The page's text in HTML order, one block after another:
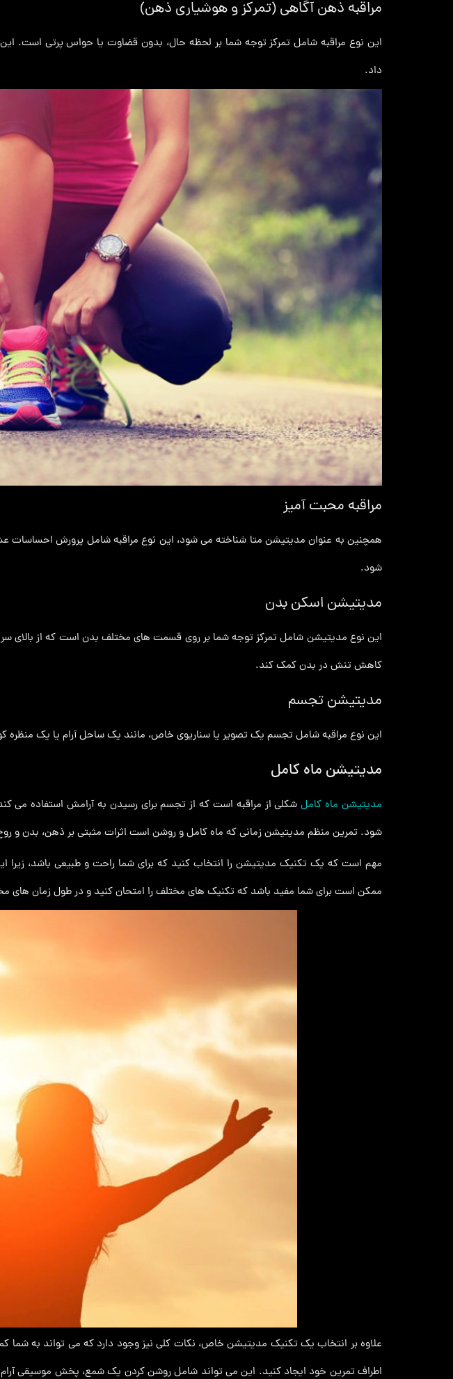
مراقبه ذهن آگاهی (تمرکز و هوشیاری ذهن)
این نوع مراقبه شامل تمرکز توجه شما بر لحظه حال، بدون قضاوت یا حواس پرتی است. این
داد.
مراقبه محبت آمیز
همچنین به عنوان مدیتیشن متا شناخته می شود، این نوع مراقبه شامل پرورش احساسات
شود.
مدیتیشن اسکن بدن
این نوع مدیتیشن شامل تمرکز توجه شما بر روی قسمت های مختلف بدن است که از بالای
کاهش تنش در بدن کمک کند.
مدیتیشن تجسم
این نوع مراقبه شامل تجسم یک تصویر یا سناریوی خاص، مانند یک ساحل آرام یا یک
مدیتیشن ماه کامل
مدیتیشن ماه کاملشکلی از مراقبه است که از تجسم برای رسیدن به آرامش استفاده می
شود. تمرین منظم مدیتیشن زمانی که ماه کامل و روشن است اثرات مثبتی بر ذهن، بدن و
مهم است که یک تکنیک مدیتیشن را انتخاب کنید که برای شما راحت و طبیعی باشد، زیرا
ممکن است برای شما مفید باشد که تکنیک های مختلف را امتحان کنید و در طول زمان های
علاوه بر انتخاب یک تکنیک مدیتیشن خاص، نکات کلی نیز وجود دارد که می تواند به شما
اطراف تمرین خود ایجاد کنید. این می تواند شامل روشن کردن یک شمع، پخش موسیقی